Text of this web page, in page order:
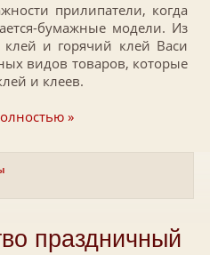
прилипатели, когда
бумажные модели. Из
и горячий клей Васи
видов товаров, которые
и клеев.
»
праздничный